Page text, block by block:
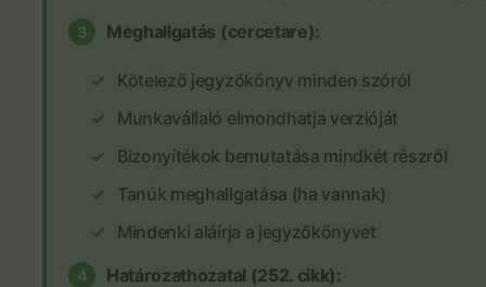
3 Meghallgatás (cercetare):
Kötelező jegyzőkönyv minden szóról
Munkavállaló elmondhatja verzióját
Bizonyítékok bemutatása mindkét részről
Tanúk meghallgatása (ha vannak)
Mindenki aláírja a jegyzőkönyvet
4 Határozathozatal (252. cikk):